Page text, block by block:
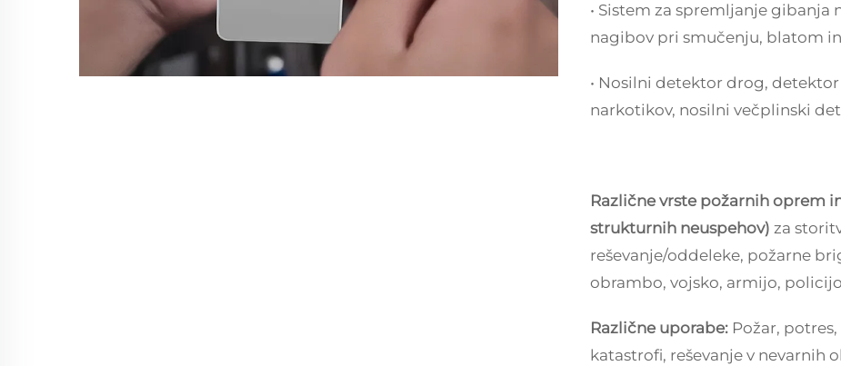
• Sistem za spremljanje
nagibov pri smučenju, blatom
• Nosilni detektor drog,
narkotikov, nosilni večplinski
Različne vrste požarnih oprem
strukturnih neuspehov) za
reševanje/oddeleke, požarne
obrambo, vojsko, armijo,
Različne uporabe: Požar,
katastrofi, reševanje v nevarnih